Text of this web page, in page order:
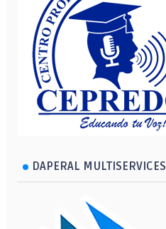
DAPERAL MULTISERVICES